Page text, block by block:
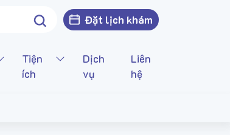
Đặt lịch khám
Tiện
ích
Dịch
vụ
Liên
hệ